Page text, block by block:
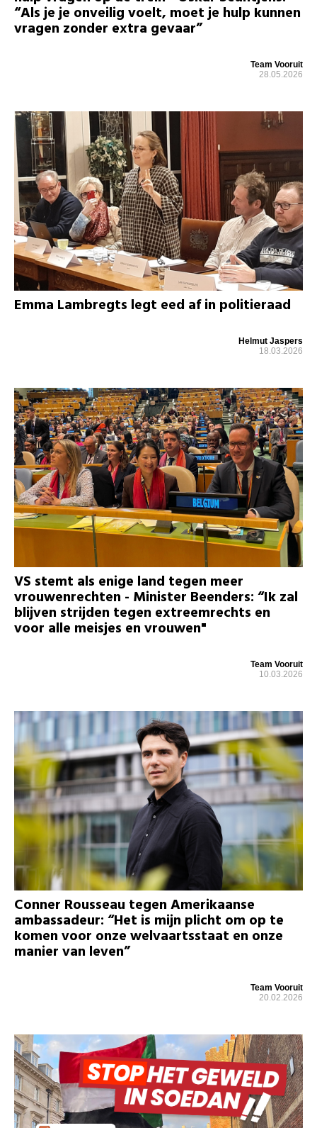
“Als je je onveilig voelt, moet je hulp kunnen
vragen zonder extra gevaar”
Team Vooruit
28.05.2026
Emma Lambregts legt eed af in politieraad
Helmut Jaspers
18.03.2026
VS stemt als enige land tegen meer
vrouwenrechten - Minister Beenders: “Ik zal
blijven strijden tegen extreemrechts en
voor alle meisjes en vrouwen"
Team Vooruit
10.03.2026
Conner Rousseau tegen Amerikaanse
ambassadeur: “Het is mijn plicht om op te
komen voor onze welvaartsstaat en onze
manier van leven”
Team Vooruit
20.02.2026